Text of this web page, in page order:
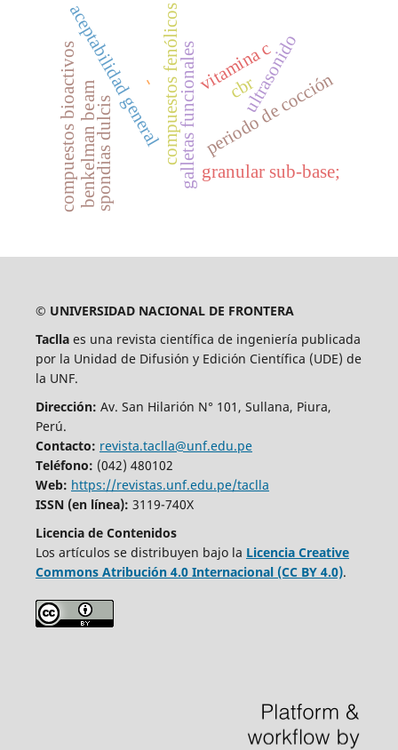
compuestos fenólicos
aceptabilidad general periodo de cocción
galletas funcionalesvitamina c
granular sub-base;
compuestos bioactivosspondias dulcis
ultrasonido
cbr
benkelman beam -
© UNIVERSIDAD NACIONAL DE FRONTERA
Tacllaes una revista científica de ingeniería publicada
por la Unidad de Difusión y Edición Científica (UDE) de
la UNF.
Dirección: Av. San Hilarión N° 101, Sullana, Piura,
Perú.
Contacto: revista.taclla@unf.edu.pe
Teléfono: (042) 480102
Web: https://revistas.unf.edu.pe/taclla
ISSN (en línea): 3119-740X
Licencia de Contenidos
Los artículos se distribuyen bajo la Licencia Creative
Commons Atribución 4.0 Internacional (CC BY 4.0).